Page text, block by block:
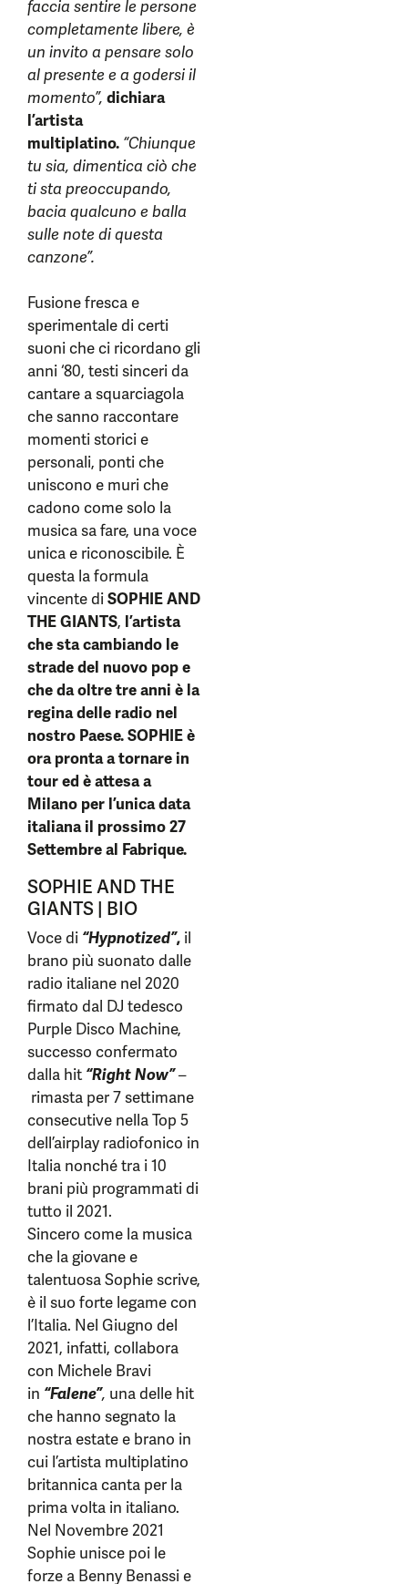
faccia sentire le persone
completamente libere, è
un invito a pensare solo
al presente e a godersi il
momento”, dichiara
l’artista
multiplatino. “Chiunque
tu sia, dimentica ciò che
ti sta preoccupando,
bacia qualcuno e balla
sulle note di questa
canzone”.
Fusione fresca e
sperimentale di certi
suoni che ci ricordano gli
anni ‘80, testi sinceri da
cantare a squarciagola
che sanno raccontare
momenti storici e
personali, ponti che
uniscono e muri che
cadono come solo la
musica sa fare, una voce
unica e riconoscibile. È
questa la formula
vincente diSOPHIE AND
THE GIANTS, l’artista
che sta cambiando le
strade del nuovo pop e
che da oltre tre anni è la
regina delle radio nel
nostro Paese.SOPHIE è
ora pronta a tornare in
tour ed è attesa a
Milano per l’unica data
italiana il prossimo 27
Settembre al Fabrique.
SOPHIE AND THE
GIANTS | BIO
Voce di “Hypnotized”, il
brano più suonato dalle
radio italiane nel 2020
firmato dal DJ tedesco
Purple Disco Machine,
successo confermato
dalla hit “Right Now”–
rimasta per 7 settimane
consecutive nella Top 5
dell’airplay radiofonico in
Italia nonché tra i 10
brani più programmati di
tutto il 2021.
Sincero come la musica
che la giovane e
talentuosa Sophie scrive,
è il suo forte legame con
l’Italia. Nel Giugno del
2021, infatti, collabora
con Michele Bravi
in “Falene”, una delle hit
che hanno segnato la
nostra estate e brano in
cui l’artista multiplatino
britannica canta per la
prima volta in italiano.
Nel Novembre 2021
Sophie unisce poi le
forze a Benny Benassi e